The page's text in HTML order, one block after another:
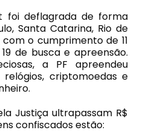
foi deflagrada de forma
Santa Catarina, Rio de
o cumprimento de 11
de busca e apreensão.
a PF apreendeu
criptomoedas e
Justiça ultrapassam R$
confiscados estão: